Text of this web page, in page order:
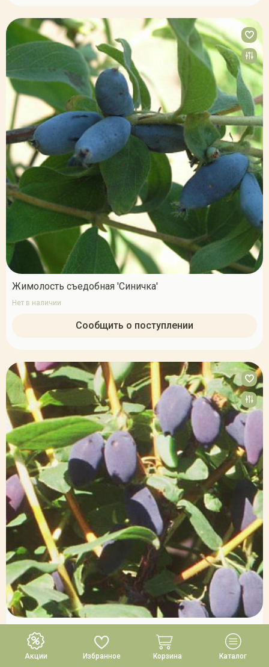
Акции Избранное Корзина Каталог
Жимолость съедобная 'Синичка'
Нет в наличии
Сообщить о поступлении
Жимолость съедобная 'Камчадалка'
Нет в наличии